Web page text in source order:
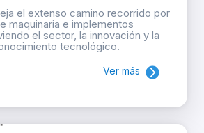
el extenso camino recorrido por
maquinaria e implementos
el sector, la innovación y la
tecnológico.
Ver más